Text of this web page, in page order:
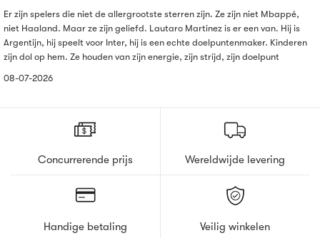
Er zijn spelers die niet de allergrootste sterren zijn. Ze zijn niet Mbappé,
niet Haaland. Maar ze zijn geliefd. Lautaro Martinez is er een van. Hij is
Argentijn, hij speelt voor Inter, hij is een echte doelpuntenmaker. Kinderen
zijn dol op hem. Ze houden van zijn energie, zijn strijd, zijn doelpunt
08-07-2026
Concurrerende prijs Wereldwijde levering
Handige betaling Veilig winkelen